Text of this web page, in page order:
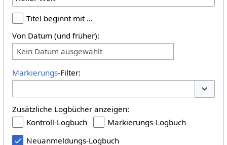
Titel beginnt mit …
Von Datum (und früher):
Kein Datum ausgewählt
Markierungs-Filter:
Zusätzliche Logbücher anzeigen:
Kontroll-Logbuch
Markierungs-Logbuch
Neuanmeldungs-Logbuch